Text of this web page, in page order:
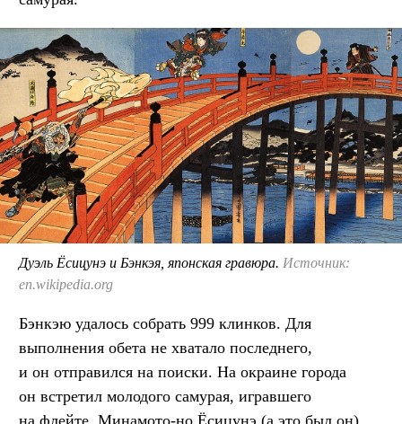
Дуэль Ёсицунэ и Бэнкэя, японская гравюра. Источник:
en.wikipedia.org
Бэнкэю удалось собрать 999 клинков. Для
выполнения обета не хватало последнего,
и он отправился на поиски. На окраине города
он встретил молодого самурая, игравшего